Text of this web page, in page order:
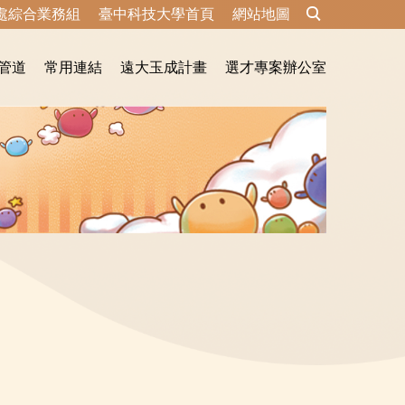
綜合業務組 臺中科技大學首頁 網站地圖
道 常用連結 遠大玉成計畫 選才專案辦公室